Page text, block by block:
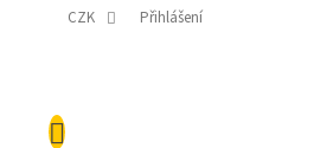
CZK Přihlášení